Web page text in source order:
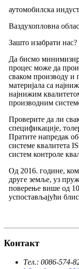
аутомобилска
Ваздухопловна
Зашто изабрати нас?
Да бисмо
процес може да
сваком производу и
материјала са
најнижим
производним
Проверите да ли
спецификације,
Пратите напредак
системе квалитета
систем контроле
Од 2016. године,
друге земље, уз
поверење више од
успостављајући
Контакт
Тел.: 0086-574-